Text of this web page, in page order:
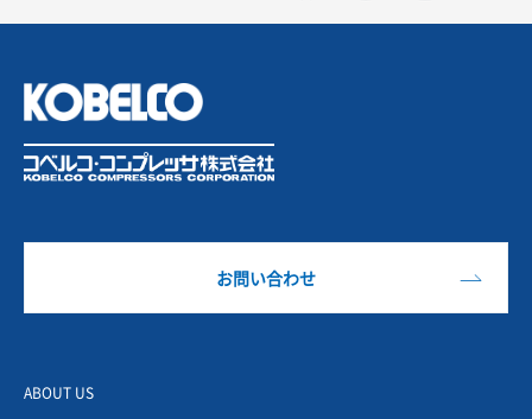
お問い合わせ
ABOUT US